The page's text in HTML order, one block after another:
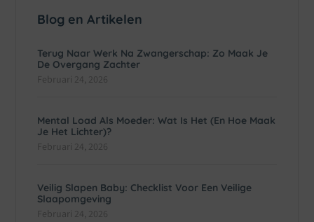
Blog en Artikelen
Terug Naar Werk Na Zwangerschap: Zo Maak Je
De Overgang Zachter
Februari 24, 2026
Mental Load Als Moeder: Wat Is Het (en Hoe Maak
Je Het Lichter)?
Februari 24, 2026
Veilig Slapen Baby: Checklist Voor Een Veilige
Slaapomgeving
Februari 24, 2026